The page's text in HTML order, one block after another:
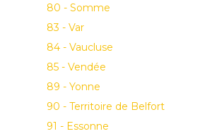
80 - Somme
83 - Var
84 - Vaucluse
85 - Vendée
89 - Yonne
90 - Territoire de Belfort
91 - Essonne